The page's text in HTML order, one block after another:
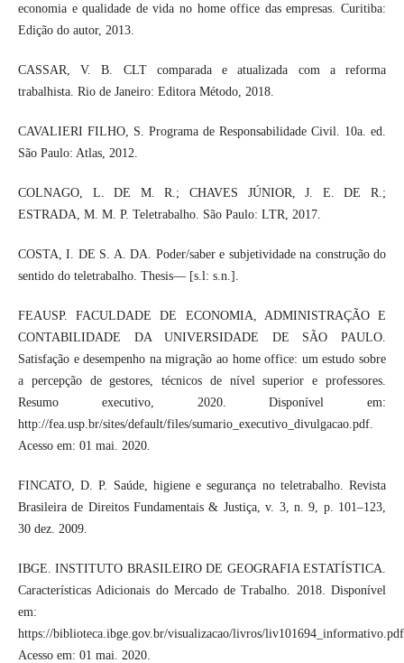
economia e qualidade de vida no home office das empresas. Curitiba:
Edição do autor, 2013.
CASSAR, V. B. CLT comparada e atualizada com a reforma
trabalhista. Rio de Janeiro: Editora Método, 2018.
CAVALIERI FILHO, S. Programa de Responsabilidade Civil. 10a. ed.
São Paulo: Atlas, 2012.
COLNAGO, L. DE M. R.; CHAVES JÚNIOR, J. E. DE R.;
ESTRADA, M. M. P. Teletrabalho. São Paulo: LTR, 2017.
COSTA, I. DE S. A. DA. Poder/saber e subjetividade na construção do
sentido do teletrabalho. Thesis— [s.l: s.n.].
FEAUSP. FACULDADE DE ECONOMIA, ADMINISTRAÇÃO E
CONTABILIDADE DA UNIVERSIDADE DE SÃO PAULO.
Satisfação e desempenho na migração ao home office: um estudo sobre
a percepção de gestores, técnicos de nível superior e professores.
Resumo executivo, 2020. Disponível em:
http://fea.usp.br/sites/default/files/sumario_executivo_divulgacao.pdf.
Acesso em: 01 mai. 2020.
FINCATO, D. P. Saúde, higiene e segurança no teletrabalho. Revista
Brasileira de Direitos Fundamentais & Justiça, v. 3, n. 9, p. 101–123,
30 dez. 2009.
IBGE. INSTITUTO BRASILEIRO DE GEOGRAFIA ESTATÍSTICA.
Características Adicionais do Mercado de Trabalho. 2018. Disponível
em:
https://biblioteca.ibge.gov.br/visualizacao/livros/
Acesso em: 01 mai. 2020.